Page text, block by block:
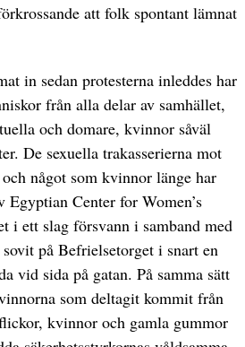
att folk spontant lämnat
in sedan protesterna inleddes har
från alla delar av samhället,
och domare, kvinnor såväl
De sexuella trakasserierna mot
något som kvinnor länge har
Center for Women’s
i ett slag försvann i samband med
på Befrielsetorget i snart en
vid sida på gatan. På samma sätt
som deltagit kommit från
kvinnor och gamla gummor